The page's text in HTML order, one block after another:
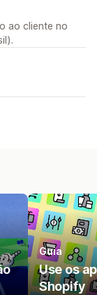
ao cliente no
Guia
Use os
Shopify